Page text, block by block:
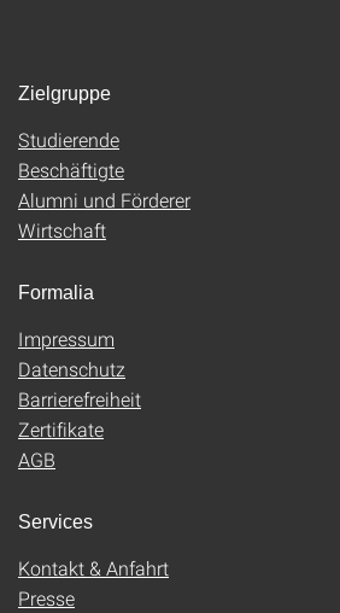
Zielgruppe
Studierende
Beschäftigte
Alumni und Förderer
Wirtschaft
Formalia
Impressum
Datenschutz
Barrierefreiheit
Zertifikate
AGB
Services
Kontakt & Anfahrt
Presse